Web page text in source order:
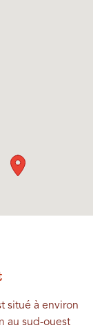
situé à environ
au sud-ouest